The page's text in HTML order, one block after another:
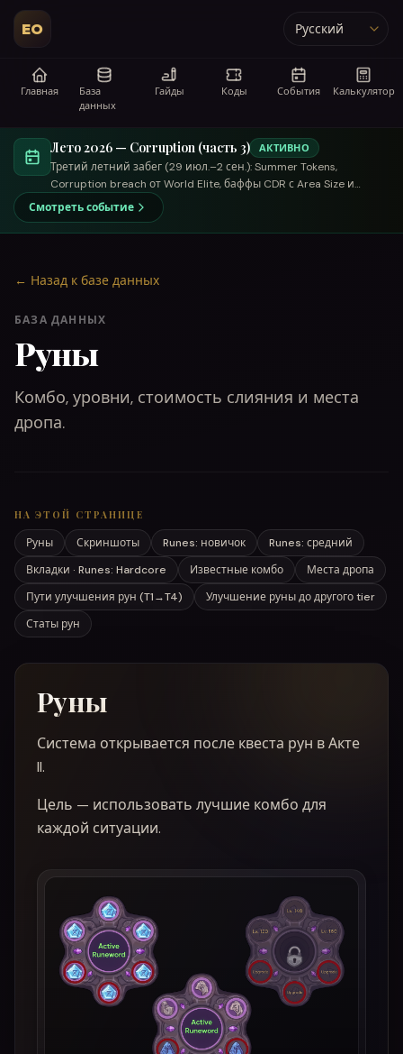
EO Язык
Главная
База
данных
Гайды Коды События Калькулятор
Лето 2026 — Corruption (часть 3) АКТИВНО
Третий летний забег (29 июл.–2 сен.): Summer Tokens,
Corruption breach от World Elite, баффы CDR с Area Size и
торговый летний купец.
Смотреть событие
← Назад к базе данных
БАЗА ДАННЫХ
Руны
Комбо, уровни, стоимость слияния и места
дропа.
НА ЭТОЙ СТРАНИЦЕ
Руны Скриншоты Runes: новичок
Runes: средний
Вкладки · Runes: Hardcore
Известные комбо
Места дропа
Пути улучшения рун (T1→T4)
Улучшение руны до другого tier
Статы рун
Руны
Система открывается после квеста рун в Акте
II.
Цель — использовать лучшие комбо для
каждой ситуации.